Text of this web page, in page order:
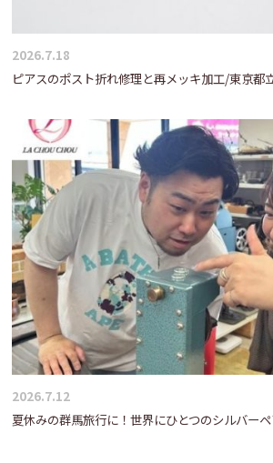
2026.7.18
ピアスのポスト折れ修理と再メッキ加工/東京都
2026.7.12
夏休みの群馬旅行に！世界にひとつのシルバー